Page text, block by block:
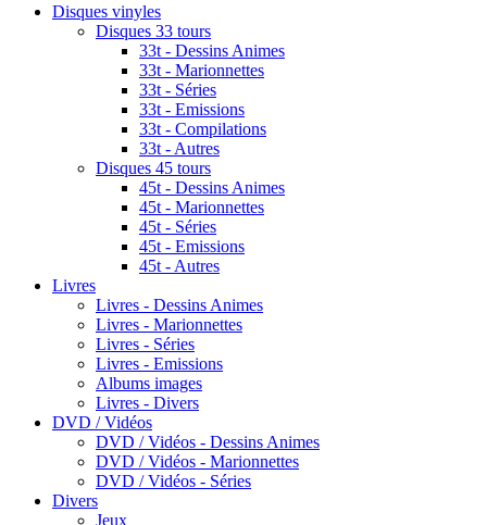
Disques vinyles
Disques 33 tours
33t - Dessins Animes
33t - Marionnettes
33t - Séries
33t - Emissions
33t - Compilations
33t - Autres
Disques 45 tours
45t - Dessins Animes
45t - Marionnettes
45t - Séries
45t - Emissions
45t - Autres
Livres
Livres - Dessins Animes
Livres - Marionnettes
Livres - Séries
Livres - Emissions
Albums images
Livres - Divers
DVD / Vidéos
DVD / Vidéos - Dessins Animes
DVD / Vidéos - Marionnettes
DVD / Vidéos - Séries
Divers
Jeux